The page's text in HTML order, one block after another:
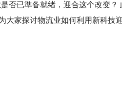
否已準备就绪，迎合这个改变
家探讨物流业如何利用新科技